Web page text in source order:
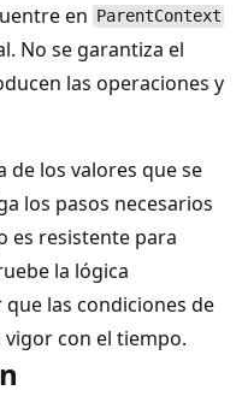
en ParentContext
No se garantiza el
las operaciones y
de los valores que se
los pasos necesarios
es resistente para
la lógica
las condiciones de
con el tiempo.